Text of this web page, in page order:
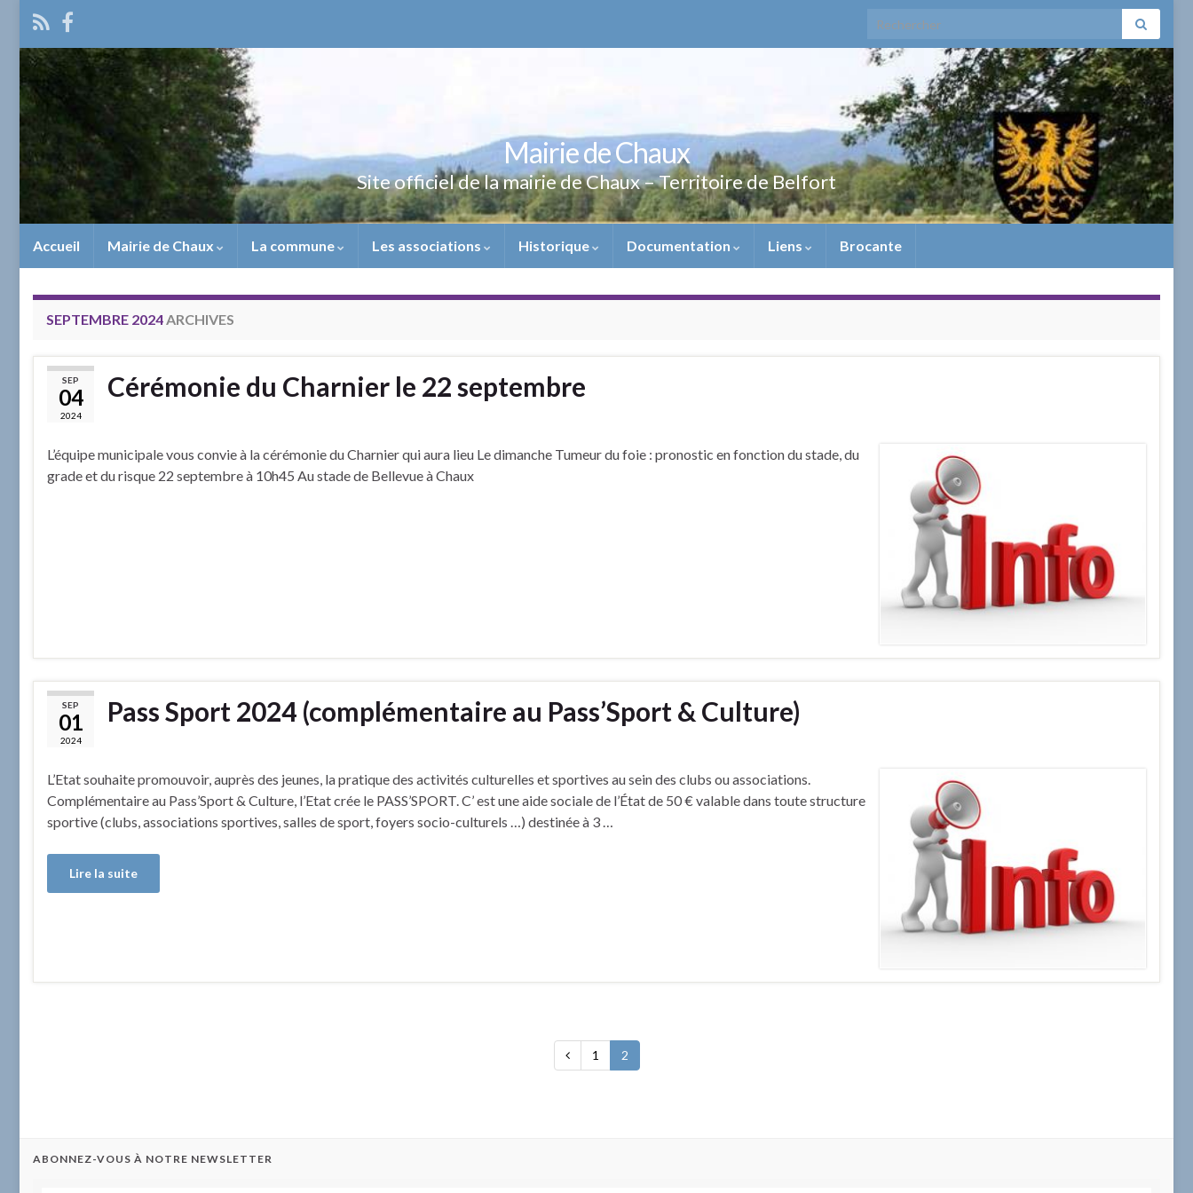
Search for:
Mairie de Chaux
Site officiel de la mairie de Chaux – Territoire de Belfort
Accueil Mairie de Chaux La commune Les associations Historique Documentation Liens Brocante
SEPTEMBRE 2024ARCHIVES
SEP
04
2024
Cérémonie du Charnier le 22 septembre
L’équipe municipale vous convie à la cérémonie du Charnier qui aura lieu Le dimanche Tumeur du foie : pronostic en fonction du stade, du
grade et du risque 22 septembre à 10h45 Au stade de Bellevue à Chaux
SEP
01
2024
Pass Sport 2024 (complémentaire au Pass’Sport & Culture)
L’Etat souhaite promouvoir, auprès des jeunes, la pratique des activités culturelles et sportives au sein des clubs ou associations.
Complémentaire au Pass’Sport & Culture, l’Etat crée le PASS’SPORT. C’ est une aide sociale de l’État de 50 € valable dans toute structure
sportive (clubs, associations sportives, salles de sport, foyers socio-culturels …) destinée à 3 …
Lire la suite
1 2
ABONNEZ-VOUS À NOTRE NEWSLETTER